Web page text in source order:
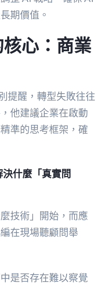
期價值。
心：商業
提醒，轉型失敗往往
他建議企業在啟動
準的思考框架，確
什麼「真實問
技術」開始，而應
在現場聽顧問舉
是否存在難以察覺